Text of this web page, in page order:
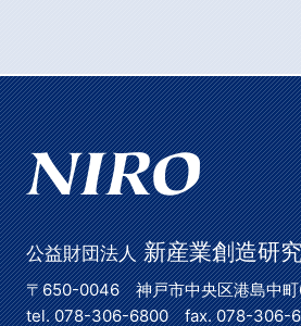
公益財団法人新産業創造研
〒650-0046 神戸市中央区港島中
tel. 078-306-6800 fax. 078-306-